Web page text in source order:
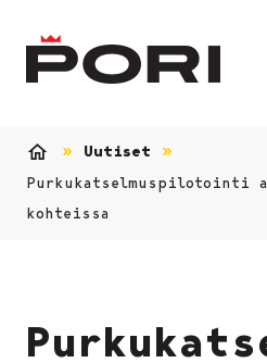
Uutiset
Purkukatselmuspilotointi
kohteissa